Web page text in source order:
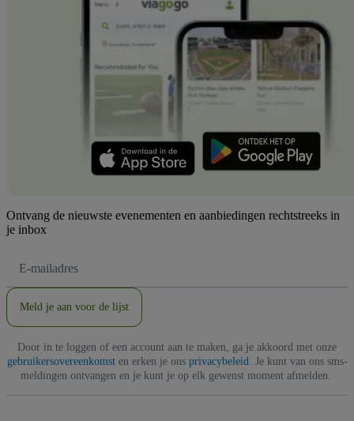
Ontvang de nieuwste evenementen en aanbiedingen rechtstreeks in
je inbox
mailadres
Meld je aan voor de lijst
Door in te loggen of een account aan te maken, ga je akkoord met onze
gebruikersovereenkomsten erken je ons privacybeleid. Je kunt van ons sms-
meldingen ontvangen en je kunt je op elk gewenst moment afmelden.